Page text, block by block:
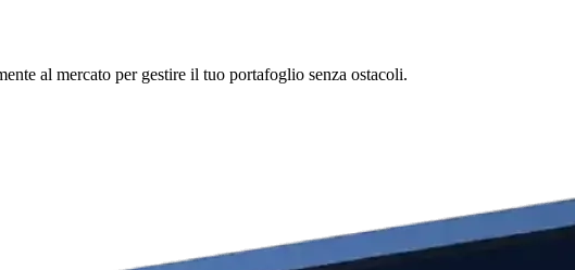
al mercato per gestire il tuo portafoglio senza ostacoli.